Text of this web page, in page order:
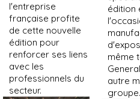
l'entreprise
française profite
de cette nouvelle
édition pour
renforcer ses liens
avec les
professionnels du
secteur.
édition
même
autre
groupe.